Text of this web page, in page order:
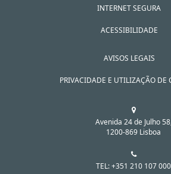
INTERNET SEGURA
ACESSIBILIDADE
AVISOS LEGAIS
PRIVACIDADE E UTILIZAÇÃO DE
Avenida 24 de Julho
1200-869 Lisboa
TEL: +351 210 107 000